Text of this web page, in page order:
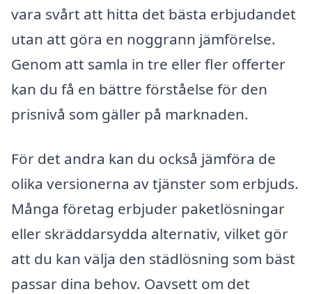
vara svårt att hitta det bästa erbjudandet
utan att göra en noggrann jämförelse.
Genom att samla in tre eller fler offerter
kan du få en bättre förståelse för den
prisnivå som gäller på marknaden.
För det andra kan du också jämföra de
olika versionerna av tjänster som erbjuds.
Många företag erbjuder paketlösningar
eller skräddarsydda alternativ, vilket gör
att du kan välja den städlösning som bäst
passar dina behov. Oavsett om det